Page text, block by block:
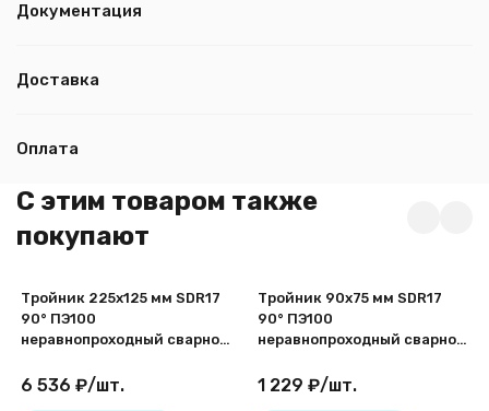
Документация
Доставка
Оплата
C этим товаром также
покупают
Тройник 225х125 мм SDR17
90° ПЭ100
неравнопроходный сварной
6 536 ₽/шт.
Тройник 90х75 мм SDR17
90° ПЭ100
неравнопроходный сварной
1 229 ₽/шт.